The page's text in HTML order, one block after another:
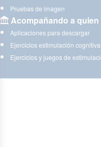
Pruebas de imagen
Acompañando a quien
Aplicaciones para descargar
Ejercicios estimulación
Ejercicios y juegos de